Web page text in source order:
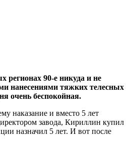
регионах 90-е никуда и не
нанесениями тяжких телесных
очень беспокойная.
наказание и вместо 5 лет
завода, Кириллин купил
назначил 5 лет. И вот после